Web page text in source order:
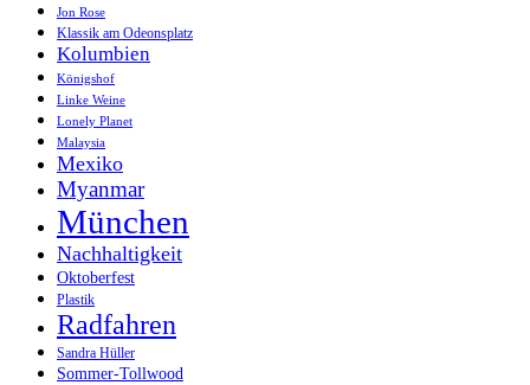
Jon Rose
Klassik am Odeonsplatz
Kolumbien
Königshof
Linke Weine
Lonely Planet
Malaysia
Mexiko
Myanmar
München
Nachhaltigkeit
Oktoberfest
Plastik
Radfahren
Sandra Hüller
Sommer-Tollwood